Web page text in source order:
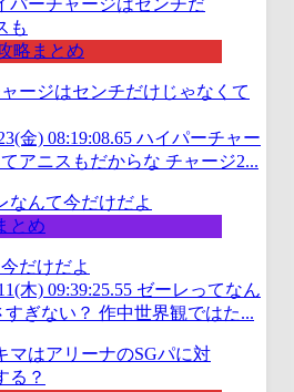
略まとめ
ージはセンチだけじゃなくて
金) 08:19:08.65 ハイパーチャー
アニスもだからな チャージ2...
とめ
だけだよ
木) 09:39:25.55 ゼーレってなん
ぎない？ 作中世界観ではた...